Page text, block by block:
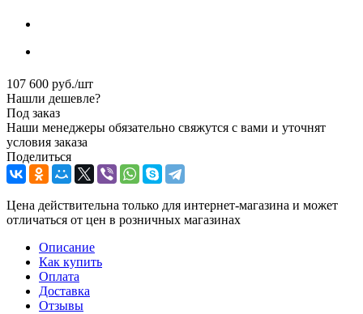
107 600 руб./шт
Нашли дешевле?
Под заказ
Наши менеджеры обязательно свяжутся с вами и уточнят
условия заказа
Поделиться
Цена действительна только для интернет-магазина и может
отличаться от цен в розничных магазинах
Описание
Как купить
Оплата
Доставка
Отзывы